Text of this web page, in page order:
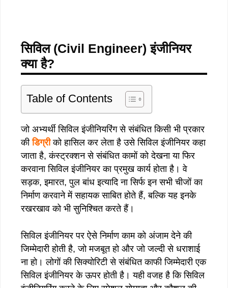
सिविल (Civil Engineer) इंजीनियर
क्या है?
Table of Contents
जो अभ्यर्थी सिविल इंजीनियरिंग से संबंधित किसी भी प्रकार
कीडिग्रीको हासिल कर लेता है उसे सिविल इंजीनियर कहा
जाता है, कंस्ट्रक्शन से संबंधित कामों को देखना या फिर
करवाना सिविल इंजीनियर का प्रमुख कार्य होता है। वे
सड़क, इमारत, पुल बांध इत्यादि ना सिर्फ इन सभी चीजों का
निर्माण करवाने में सहायक साबित होते हैं, बल्कि यह इनके
रखरखाव को भी सुनिश्चित करते हैं।
सिविल इंजीनियर पर ऐसे निर्माण काम को अंजाम देने की
जिम्मेदारी होती है, जो मजबूत हो और जो जल्दी से धराशाई
ना हो। लोगों की सिक्योरिटी से संबंधित काफी जिम्मेदारी एक
सिविल इंजीनियर के ऊपर होती है। यही वजह है कि सिविल